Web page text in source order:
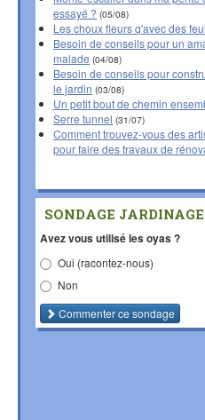
essayé ? (05/08)
Les choux fleurs q'avec des
Besoin de conseils pour un
malade (04/08)
Besoin de conseils pour
le jardin (03/08)
Un petit bout de chemin
Serre tunnel (31/07)
Comment trouvez-vous des
pour faire des travaux de
SONDAGE JARDINAGE
Avez vous utilisé les oyas ?
Oui (racontez-nous)
Non
Commenterce sondage